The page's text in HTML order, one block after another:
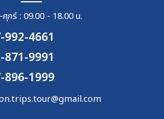
30 ม.ค. 70 - 02 ก.พ. 70
13 ก.พ. 70 - 16 ก.พ. 70
16 ก.พ. 70 - 19 ก.พ. 70
24 ก.พ. 70 - 27 ก.พ. 70
26 ก.พ. 70 - 01 มี.ค. 70
02 มี.ค. 70 - 05 มี.ค. 70
กร์ : 09.00 - 18.00 น.
992-4661
871-9991
896-1999